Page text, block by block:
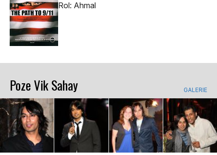
Rol: Ahmal
Poze Vik Sahay GALERIE